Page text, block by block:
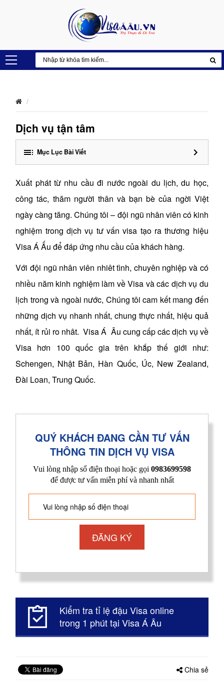
Dịch vụ tận tâm
Mục Lục Bài Viết
Xuất phát từ nhu cầu đi nước ngoài du lịch, du học,
công tác, thăm người thân và bạn bè của ngời Việt
ngày càng tăng. Chúng tôi – đội ngũ nhân viên có kinh
nghiệm trong dịch vụ tư vấn visa tạo ra thương hiệu
Visa Á Ấu để đáp ứng nhu cầu của khách hàng.
Với đội ngũ nhân viên nhiêt tình, chuyên nghiệp và có
nhiều năm kinh nghiệm làm về Visa và các dịch vụ du
lịch trong và ngoài nước, Chúng tôi cam kết mang đến
những dịch vụ nhanh nhất, chung thực nhất, hiệu quả
nhất, ít rủi ro nhât. Visa Á Âu cung cấp các dịch vụ về
Visa hơn 100 quốc gia trên khắp thế giới như:
Schengen, Nhật Bản, Hàn Quốc, Úc, New Zealand,
Đài Loan, Trung Quốc.
QUÝ KHÁCH ĐANG CẦN TƯ VẤN
THÔNG TIN DỊCH VỤ VISA
Vui lòng nhập số điện thoại hoặc gọi 0983699598
để được tư vấn miễn phí và nhanh nhất
Kiểm tra tỉ lệ đậu Visa online
trong 1 phút tại Visa Á Âu
Chia sẻ